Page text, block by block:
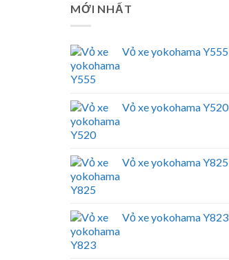
MỚI NHẤT
Vỏ xe yokohama Y555
Vỏ xe yokohama Y520
Vỏ xe yokohama Y825
Vỏ xe yokohama Y823